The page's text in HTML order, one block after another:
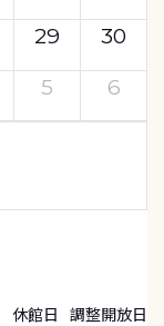
29
30
5 6
休館日 調整開放日